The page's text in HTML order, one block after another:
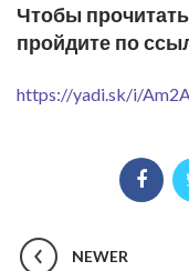
Чтобы
пройдите по
https://yadi.sk/i/
NEWER